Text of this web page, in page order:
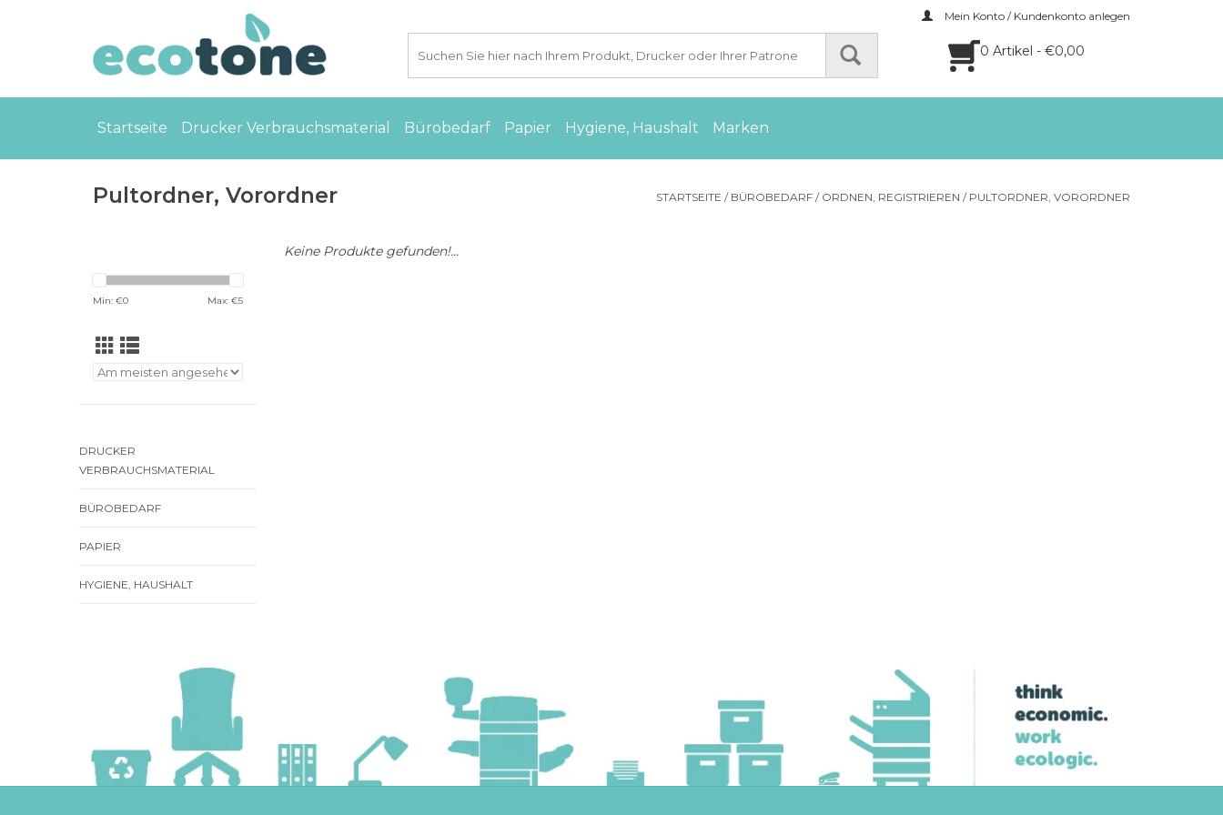
Mein Konto / Kundenkonto anlegen
0 Artikel - €0,00
Startseite Drucker Verbrauchsmaterial Bürobedarf Papier Hygiene, Haushalt Marken
Pultordner, Vorordner STARTSEITE / BÜROBEDARF / ORDNEN, REGISTRIEREN / PULTORDNER, VORORDNER
Min: €0 Max: €5
DRUCKER
VERBRAUCHSMATERIAL
BÜROBEDARF
PAPIER
HYGIENE, HAUSHALT
Keine Produkte gefunden!...